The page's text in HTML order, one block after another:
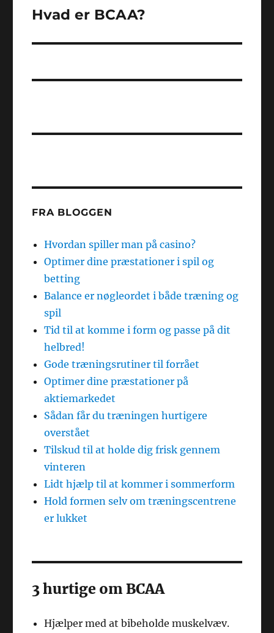
Næste
Hvad er BCAA?
FRA BLOGGEN
Hvordan spiller man på casino?
Optimer dine præstationer i spil og
betting
Balance er nøgleordet i både træning og
spil
Tid til at komme i form og passe på dit
helbred!
Gode træningsrutiner til forrået
Optimer dine præstationer på
aktiemarkedet
Sådan får du træningen hurtigere
overstået
Tilskud til at holde dig frisk gennem
vinteren
Lidt hjælp til at kommer i sommerform
Hold formen selv om træningscentrene
er lukket
3 hurtige om BCAA
Hjælper med at bibeholde muskelvæv.